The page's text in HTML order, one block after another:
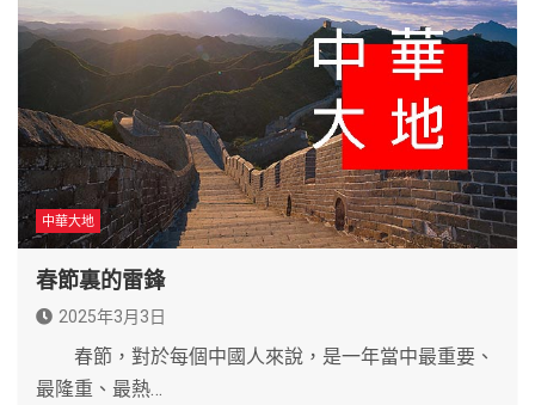
中華大地
春節裏的雷鋒
2025年3月3日
春節，對於每個中國人來說，是一年當中最重要、
最隆重、最熱…